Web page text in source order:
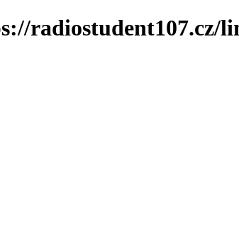
radiostudent107.cz/